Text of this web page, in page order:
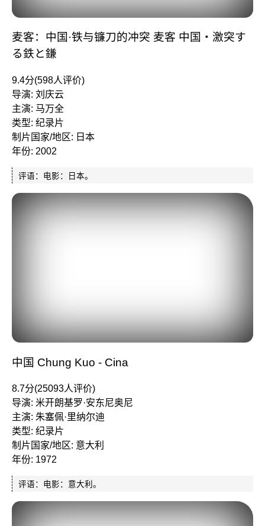
麦客：中国·铁与镰刀的冲突 麦客 中国・激突す
る鉄と鎌
9.4分(598人评价)
导演: 刘庆云
主演: 马万全
类型: 纪录片
制片国家/地区: 日本
年份: 2002
评语：电影：日本。
中国 Chung Kuo - Cina
8.7分(25093人评价)
导演: 米开朗基罗·安东尼奥尼
主演: 朱塞佩·里纳尔迪
类型: 纪录片
制片国家/地区: 意大利
年份: 1972
评语：电影：意大利。